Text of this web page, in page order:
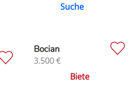
Suche
Bocian
3.500€
Biete